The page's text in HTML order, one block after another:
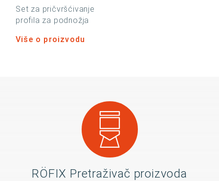
Set za pričvršćivanje
profila za podnožja
Više o proizvodu
RÖFIX Pretraživač proizvoda